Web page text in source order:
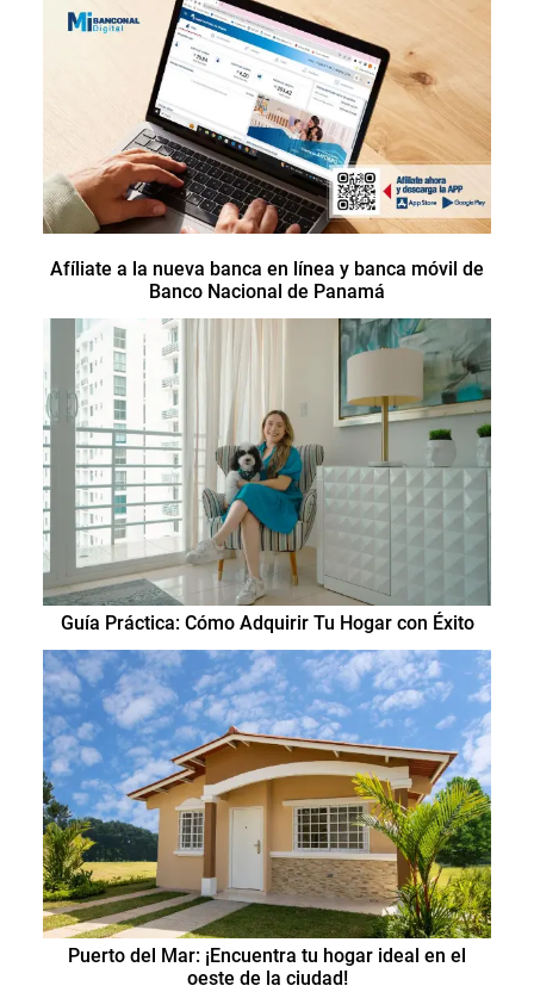
Afíliate a la nueva banca en línea y banca móvil de
Banco Nacional de Panamá
Guía Práctica: Cómo Adquirir Tu Hogar con Éxito
Puerto del Mar: ¡Encuentra tu hogar ideal en el
oeste de la ciudad!